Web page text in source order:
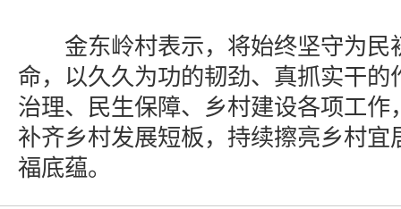
金东岭村表示，将始终坚守为民
命，以久久为功的韧劲、真抓实干的
治理、民生保障、乡村建设各项工作
补齐乡村发展短板，持续擦亮乡村宜
福底蕴。